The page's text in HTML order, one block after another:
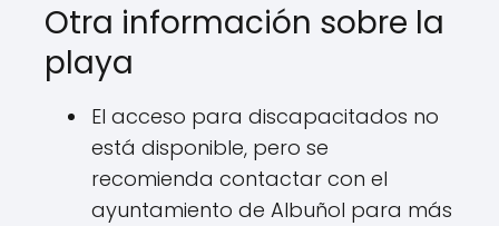
Otra información sobre la
playa
El acceso para discapacitados no
está disponible, pero se
recomienda contactar con el
ayuntamiento de Albuñol para más